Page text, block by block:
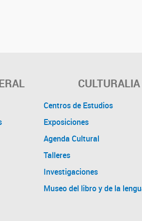
CULTURALIA
Centros de Estudios
Exposiciones
Agenda Cultural
Talleres
Investigaciones
Museo del libro y de la